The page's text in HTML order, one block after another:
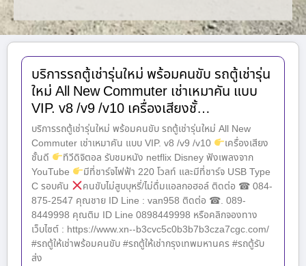
บริการรถตู้เช่ารุ่นใหม่ พร้อมคนขับ รถตู้เช่ารุ่น
ใหม่ All New Commuter เช่าเหมาคัน แบบ
VIP. v8 /v9 /v10 เครื่องเสียงชั้…
บริการรถตู้เช่ารุ่นใหม่ พร้อมคนขับ รถตู้เช่ารุ่นใหม่ All New
Commuter เช่าเหมาคัน แบบ VIP. v8 /v9 /v10
เครื่องเสียง
ชั้นดี
ทีวีดิจิตอล รับชมหนัง netflix Disney ฟังเพลงจาก
YouTube
มีที่ชาร์จไฟฟ้า 220 โวลท์ และมีที่ชาร์จ USB Type
C รอบคัน
คนขับไม่สูบบุหรี่/ไม่ดื่มแอลกอฮอล์ ติดต่อ ☎ 084-
875-2547 คุณชาย ID Line : van958 ติดต่อ ☎. 089-
8449998 คุณติม ID Line 0898449998 หรือคลิกจองทาง
เว็บไซต์ : https://www.xn--b3cvc5c0b3b7b3cza7cgc.com/
#รถตู้ให้เช่าพร้อมคนขับ #รถตู้ให้เช่ากรุงเทพมหานคร #รถตู้รับ
ส่ง